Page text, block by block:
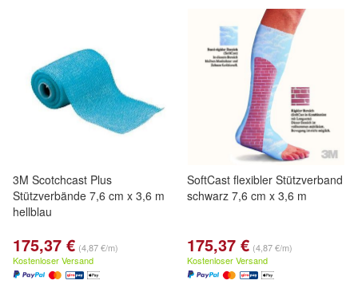
3M Scotchcast Plus
Stützverbände 7,6 cm x 3,6 m
hellblau
175,37 € (4,87 €/m)
Kostenloser Versand
SoftCast flexibler Stützverband
schwarz 7,6 cm x 3,6 m
175,37 € (4,87 €/m)
Kostenloser Versand